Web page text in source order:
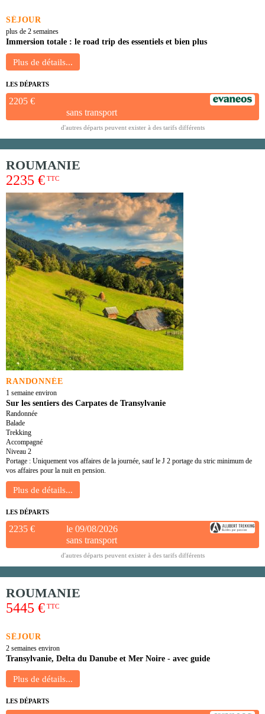
SÉJOUR
plus de 2 semaines
Immersion totale : le road trip des essentiels et bien plus
LES DÉPARTS
2205 €
sans transport
d'autres départs peuvent exister à des tarifs différents
ROUMANIE
2235 € TTC
RANDONNÉE
1 semaine environ
Sur les sentiers des Carpates de Transylvanie
Randonnée
Balade
Trekking
Accompagné
Niveau 2
Portage : Uniquement vos affaires de la journée, sauf le J 2 portage du stric minimum de
vos affaires pour la nuit en pension.
LES DÉPARTS
2235 €
le 09/08/2026
sans transport
d'autres départs peuvent exister à des tarifs différents
ROUMANIE
5445 € TTC
SÉJOUR
2 semaines environ
Transylvanie, Delta du Danube et Mer Noire - avec guide
LES DÉPARTS